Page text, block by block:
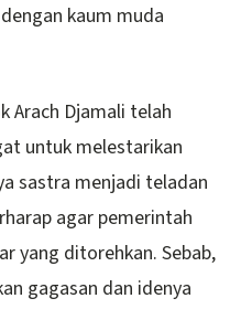
kaum muda
Arach Djamali telah
untuk melestarikan
sastra menjadi teladan
agar pemerintah
yang ditorehkan. Sebab,
gagasan dan idenya